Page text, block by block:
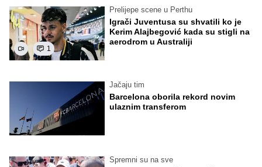
1
Prelijepe scene u Perthu
Igrači Juventusa su shvatili ko je
Kerim Alajbegović kada su stigli na
aerodrom u Australiji
Jačaju tim
Barcelona oborila rekord novim
ulaznim transferom
Spremni su na sve